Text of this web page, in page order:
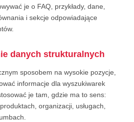
je o FAQ, przykłady, dane,
i sekcje odpowiadające
danych strukturalnych
sposobem na wysokie pozycje,
informacje dla wyszukiwarek
je tam, gdzie ma to sens:
organizacji, usługach,